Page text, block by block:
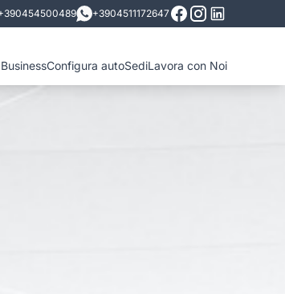
+3904511172647
Configura autoSediLavora con Noi